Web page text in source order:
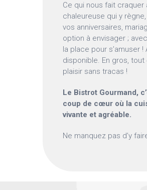
Ce qui nous fait craquer
chaleureuse qui y
vos anniversaires,
option à envisager ;
la place pour s’amuser
disponible. En gros,
plaisir sans tracas !
Le Bistrot Gourmand,
coup de cœur où la
vivante et agréable.
Ne manquez pas d’y